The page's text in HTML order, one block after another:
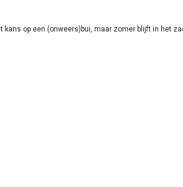
op een (onweers)bui, maar zomer blijft in het